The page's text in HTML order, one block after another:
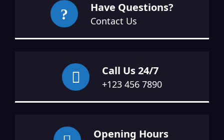
Have Questions?
Contact Us
Call Us 24/7
+123 456 7890
Opening Hours